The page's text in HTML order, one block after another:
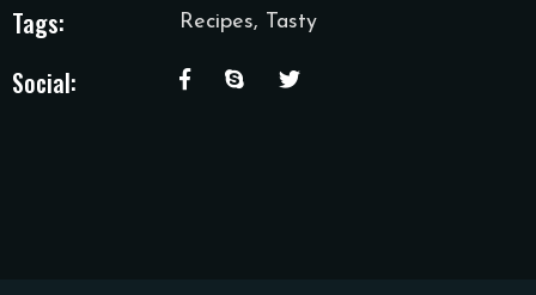
Tags: Recipes, Tasty
Social: